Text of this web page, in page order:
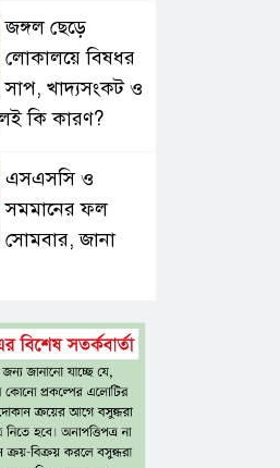
জঙ্গল ছেড়ে
লোকালয়ে বিষধর
সাপ, খাদ্যসংকট ও
কি কারণ?
এসএসসি ও
সমমানের ফল
সোমবার, জানা
একই খাটে মা-
ছেলের লাশ, শিশুর
হাত-পা বাঁধা—
মৃত্যু